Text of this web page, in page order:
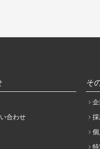
合わせ
そ